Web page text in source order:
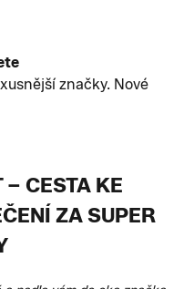
značky. Nové
– CESTA KE
ZA SUPER